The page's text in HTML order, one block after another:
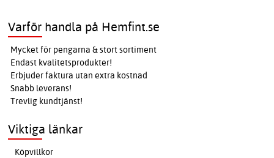
Varför handla på Hemfint.se
Mycket för pengarna & stort sortiment
Endast kvalitetsprodukter!
Erbjuder faktura utan extra kostnad
Snabb leverans!
Trevlig kundtjänst!
Viktiga länkar
Köpvillkor